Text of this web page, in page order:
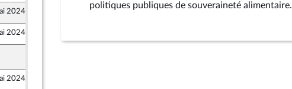
2024 26 avril 2024
2024
2024
politiques publiques de souveraineté alimentaire.